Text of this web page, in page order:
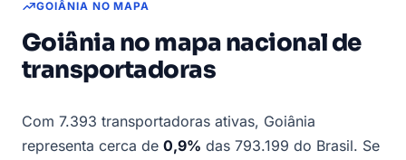
GOIÂNIA NO MAPA
Goiânia no mapa nacional de
transportadoras
Com 7.393 transportadoras ativas, Goiânia
representa cerca de 0,9% das 793.199 do Brasil. Se